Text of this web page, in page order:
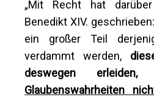
„Mit Recht hat
Benedikt XIV.
ein großer Teil
verdammt werden,
deswegen
Glaubenswahrheiten